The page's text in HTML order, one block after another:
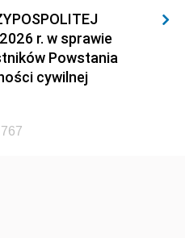
r. w sprawie
Powstania
cywilnej